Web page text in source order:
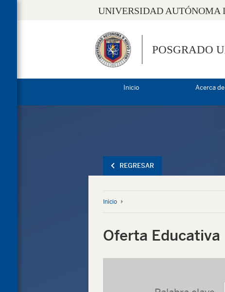
UNIVERSIDAD AUTÓNOMA
POSGRADO
Inicio Acerca de
REGRESAR
Inicio
Oferta Educativa